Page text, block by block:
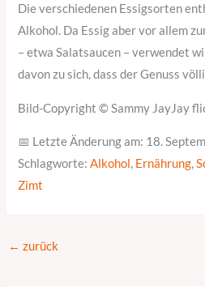
Die verschiedenen Essigsorten
Alkohol. Da Essig aber vor allem
– etwa Salatsaucen – verwendet
davon zu sich, dass der Genuss
Bild-Copyright © Sammy JayJay
📅 Letzte Änderung am: 18.
Schlagworte:Alkohol, Ernährung,
Zimt
← zurück